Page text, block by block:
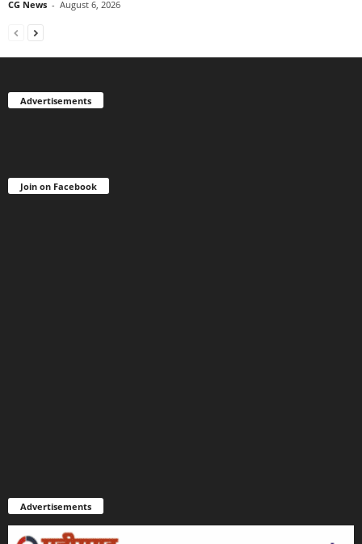
CG News - August 6, 2026
Advertisements
Join on Facebook
Advertisements